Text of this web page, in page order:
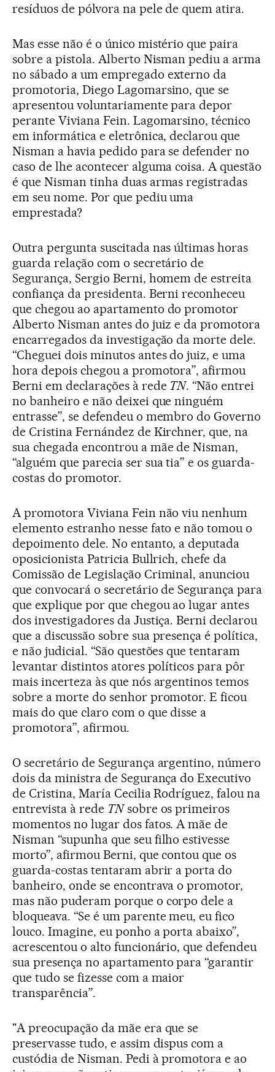
resíduos de pólvora na pele de quem atira.
Mas esse não é o único mistério que paira
sobre a pistola. Alberto Nisman pediu a arma
no sábado a um empregado externo da
promotoria, Diego Lagomarsino, que se
apresentou voluntariamente para depor
perante Viviana Fein. Lagomarsino, técnico
em informática e eletrônica, declarou que
Nisman a havia pedido para se defender no
caso de lhe acontecer alguma coisa. A questão
é que Nisman tinha duas armas registradas
em seu nome. Por que pediu uma
emprestada?
Outra pergunta suscitada nas últimas horas
guarda relação com o secretário de
Segurança, Sergio Berni, homem de estreita
confiança da presidenta. Berni reconheceu
que chegou ao apartamento do promotor
Alberto Nisman antes do juiz e da promotora
encarregados da investigação da morte dele.
“Cheguei dois minutos antes do juiz, e uma
hora depois chegou a promotora”, afirmou
Berni em declarações à rede TN. “Não entrei
no banheiro e não deixei que ninguém
entrasse”, se defendeu o membro do Governo
de Cristina Fernández de Kirchner, que, na
sua chegada encontrou a mãe de Nisman,
“alguém que parecia ser sua tia” e os guarda-
costas do promotor.
A promotora Viviana Fein não viu nenhum
elemento estranho nesse fato e não tomou o
depoimento dele. No entanto, a deputada
oposicionista Patricia Bullrich, chefe da
Comissão de Legislação Criminal, anunciou
que convocará o secretário de Segurança para
que explique por que chegou ao lugar antes
dos investigadores da Justiça. Berni declarou
que a discussão sobre sua presença é política,
e não judicial. “São questões que tentaram
levantar distintos atores políticos para pôr
mais incerteza às que nós argentinos temos
sobre a morte do senhor promotor. E ficou
mais do que claro com o que disse a
promotora”, afirmou.
O secretário de Segurança argentino, número
dois da ministra de Segurança do Executivo
de Cristina, María Cecilia Rodríguez, falou na
entrevista à rede TNsobre os primeiros
momentos no lugar dos fatos. A mãe de
Nisman “supunha que seu filho estivesse
morto”, afirmou Berni, que contou que os
guarda-costas tentaram abrir a porta do
banheiro, onde se encontrava o promotor,
mas não puderam porque o corpo dele a
bloqueava. “Se é um parente meu, eu fico
louco. Imagine, eu ponho a porta abaixo”,
acrescentou o alto funcionário, que defendeu
sua presença no apartamento para “garantir
que tudo se fizesse com a maior
transparência”.
"A preocupação da mãe era que se
preservasse tudo, e assim dispus com a
custódia de Nisman. Pedi à promotora e ao